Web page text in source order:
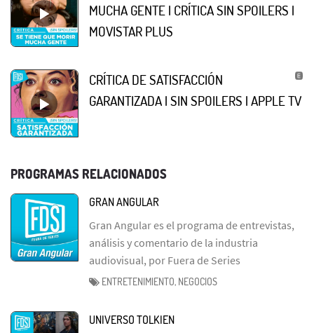
MUCHA GENTE | CRÍTICA SIN SPOILERS |
MOVISTAR PLUS
CRÍTICA DE SATISFACCIÓN
GARANTIZADA | SIN SPOILERS | APPLE TV
PROGRAMAS RELACIONADOS
GRAN ANGULAR
Gran Angular es el programa de entrevistas,
análisis y comentario de la industria
audiovisual, por Fuera de Series
ENTRETENIMIENTO, NEGOCIOS
UNIVERSO TOLKIEN